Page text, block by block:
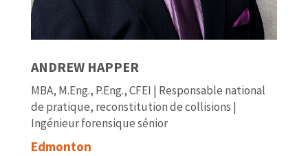
ANDREW HAPPER
MBA, M.Eng., P.Eng., CFEI | Responsable national
de pratique, reconstitution de collisions |
Ingénieur forensique sénior
Edmonton